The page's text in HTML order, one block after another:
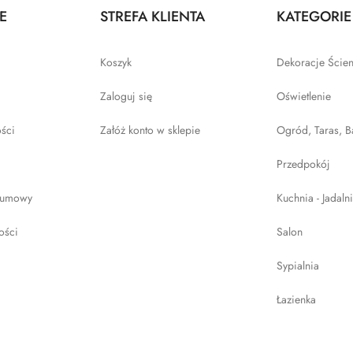
STREFA KLIENTA
Koszyk
Zaloguj się
Załóż konto w sklepie
KATEGORIE
Dekoracje
Oświetlenie
Ogród, Taras,
Przedpokój
Kuchnia -
Salon
Sypialnia
Łazienka